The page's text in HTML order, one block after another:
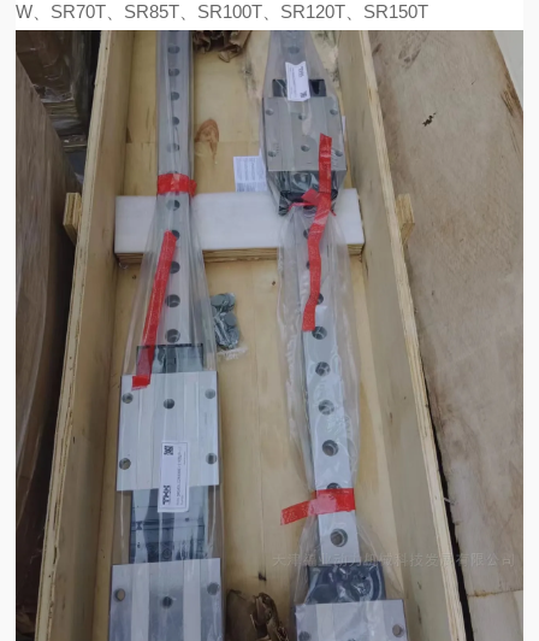
W、SR70T、SR85T、SR100T、SR120T、SR150T